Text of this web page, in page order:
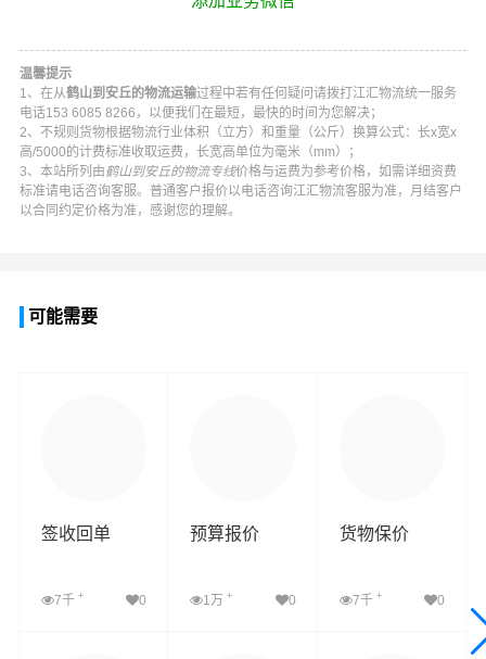
温馨提示
1、在从鹤山到安丘的物流运输过程中若有任何疑问请拨打江汇物流统一服务
电话153 6085 8266 ，以便我们在最短，最快的时间为您解决；
2、不规则货物根据物流行业体积（立方）和重量（公斤）换算公式：长x宽x
高/5000的计费标准收取运费，长宽高单位为毫米（mm）；
3、本站所列由鹤山到安丘的物流专线价格与运费为参考价格，如需详细资费
标准请电话咨询客服。普通客户报价以电话咨询江汇物流客服为准，月结客户
以合同约定价格为准，感谢您的理解。
可能需要
签收回单
7千 + 0
预算报价
1万+ 0
货物保价
7千 + 0